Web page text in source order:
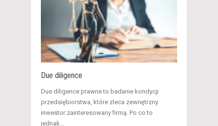
Due diligence
Due diligence prawne to badanie kondycji
przedsiębiorstwa, które zleca zewnętrzny
inwestor zainteresowany firmą. Po co to
jednak...